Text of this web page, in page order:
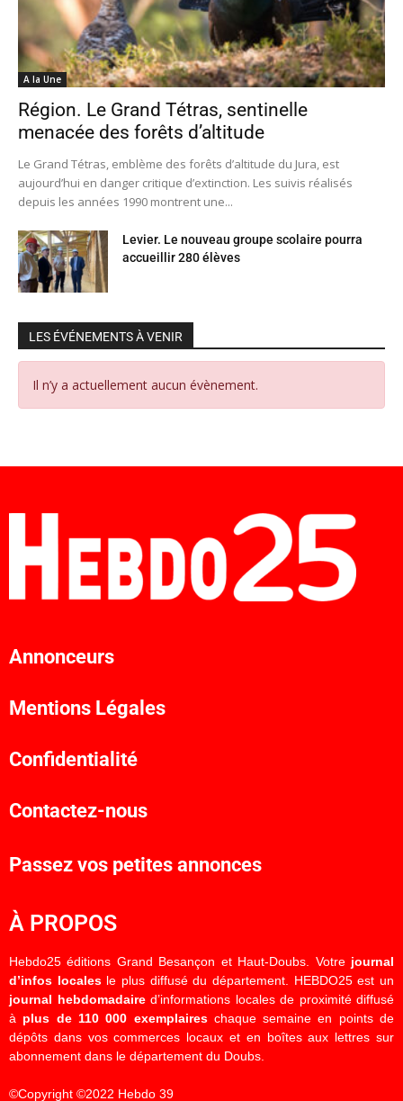
A la Une
Région. Le Grand Tétras, sentinelle
menacée des forêts d’altitude
Le Grand Tétras, emblème des forêts d’altitude du Jura, est
aujourd’hui en danger critique d’extinction. Les suivis réalisés
depuis les années 1990 montrent une...
Levier. Le nouveau groupe scolaire pourra
accueillir 280 élèves
LES ÉVÉNEMENTS À VENIR
Il n’y a actuellement aucun évènement.
Annonceurs
Mentions Légales
Confidentialité
Contactez-nous
Passez vos petites annonces
À PROPOS
Hebdo25 éditions Grand Besançon et Haut-Doubs. Votre journal
d’infos localesle plus diffusé du département. HEBDO25 est un
journal hebdomadaired’informations locales de proximité diffusé
à plus de 110 000 exemplaireschaque semaine en points de
dépôts dans vos commerces locaux et en boîtes aux lettres sur
abonnement dans le département du Doubs.
©Copyright ©2022 Hebdo 39